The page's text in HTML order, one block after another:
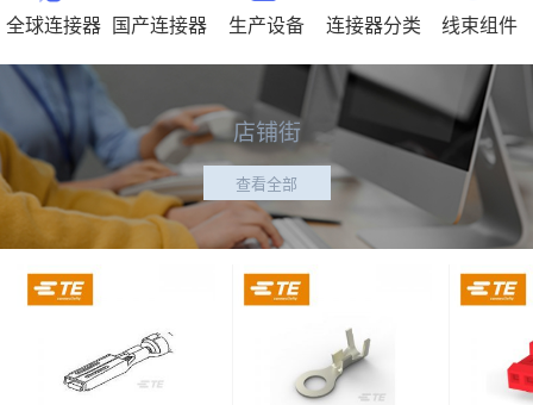
全球连接器 国产连接器 生产设备 连接器分类 线束组件
店铺街
查看全部